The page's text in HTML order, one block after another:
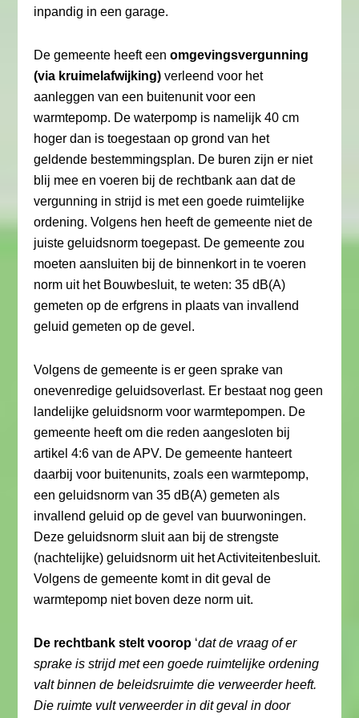
inpandig in een garage.
De gemeente heeft eenomgevingsvergunning
(via kruimelafwijking)verleend voor het
aanleggen van een buitenunit voor een
warmtepomp. De waterpomp is namelijk 40 cm
hoger dan is toegestaan op grond van het
geldende bestemmingsplan. De buren zijn er niet
blij mee en voeren bij de rechtbank aan dat de
vergunning in strijd is met een goede ruimtelijke
ordening. Volgens hen heeft de gemeente niet de
juiste geluidsnorm toegepast. De gemeente zou
moeten aansluiten bij de binnenkort in te voeren
norm uit het Bouwbesluit, te weten: 35 dB(A)
gemeten op de erfgrens in plaats van invallend
geluid gemeten op de gevel.
Volgens de gemeente is er geen sprake van
onevenredige geluidsoverlast. Er bestaat nog geen
landelijke geluidsnorm voor warmtepompen. De
gemeente heeft om die reden aangesloten bij
artikel 4:6 van de APV. De gemeente hanteert
daarbij voor buitenunits, zoals een warmtepomp,
een geluidsnorm van 35 dB(A) gemeten als
invallend geluid op de gevel van buurwoningen.
Deze geluidsnorm sluit aan bij de strengste
(nachtelijke) geluidsnorm uit het Activiteitenbesluit.
Volgens de gemeente komt in dit geval de
warmtepomp niet boven deze norm uit.
De rechtbank stelt voorop ‘dat de vraag of er
sprake is strijd met een goede ruimtelijke ordening
valt binnen de beleidsruimte die verweerder heeft.
Die ruimte vult verweerder in dit geval in door